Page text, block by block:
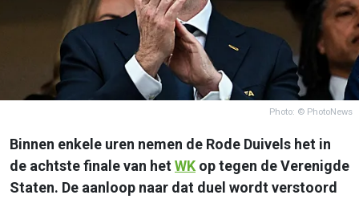
Photo: © PhotoNews
Binnen enkele uren nemen de Rode Duivels het in
de achtste finale van hetWK op tegen de Verenigde
Staten. De aanloop naar dat duel wordt verstoord